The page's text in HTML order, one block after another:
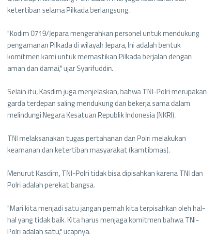
ketertiban selama Pilkada berlangsung.
"Kodim 0719/Jepara mengerahkan personel untuk mendukung
pengamanan Pilkada di wilayah Jepara, Ini adalah bentuk
komitmen kami untuk memastikan Pilkada berjalan dengan
aman dan damai," ujar Syarifuddin.
Selain itu, Kasdim juga menjelaskan, bahwa TNI-Polri merupakan
garda terdepan saling mendukung dan bekerja sama dalam
melindungi Negara Kesatuan Republik Indonesia (NKRI).
TNI melaksanakan tugas pertahanan dan Polri melakukan
keamanan dan ketertiban masyarakat (kamtibmas).
Menurut Kasdim, TNI-Polri tidak bisa dipisahkan karena TNI dan
Polri adalah perekat bangsa.
"Mari kita menjadi satu jangan pernah kita terpisahkan oleh hal-
hal yang tidak baik. Kita harus menjaga komitmen bahwa TNI-
Polri adalah satu," ucapnya.